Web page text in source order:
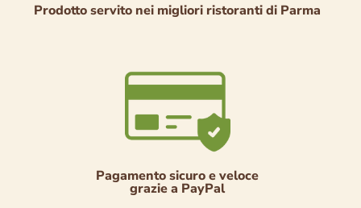
Prodotto servito nei migliori ristoranti di Parma
Pagamento sicuro e veloce
grazie a PayPal